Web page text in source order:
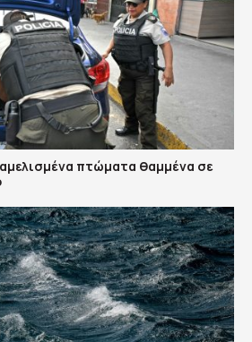
πτώματα θαμμένα σε